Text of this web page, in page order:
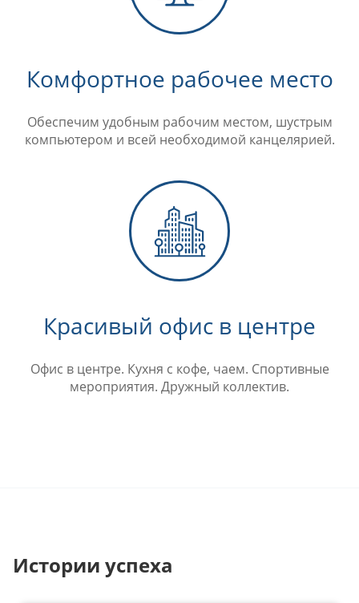
Комфортное рабочее место
Обеспечим удобным рабочим местом, шустрым
компьютером и всей необходимой канцелярией.
Красивый офис в центре
Офис в центре. Кухня с кофе, чаем. Спортивные
мероприятия. Дружный коллектив.
Истории успеха